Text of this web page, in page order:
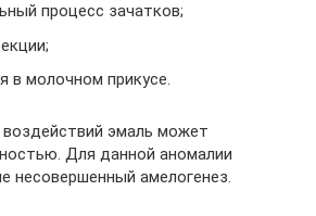
процесс зачатков;
в молочном прикусе.
воздействий эмаль может
Для данной аномалии
несовершенный амелогенез.